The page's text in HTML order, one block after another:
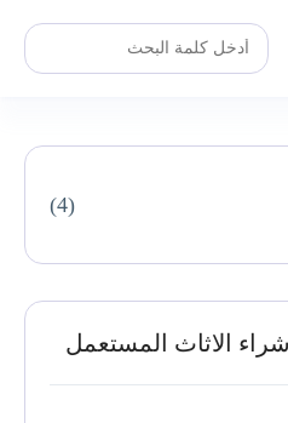
(4)
الاثاث المستعمل